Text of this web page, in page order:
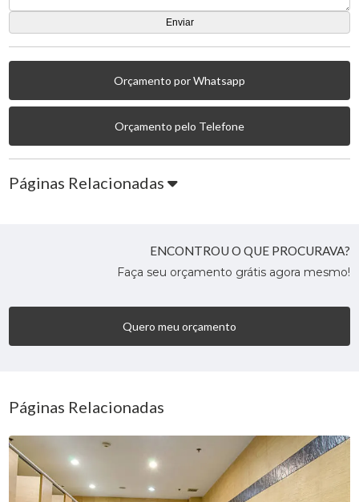
Orçamento por Whatsapp
Orçamento pelo Telefone
Páginas Relacionadas
ENCONTROU O QUE PROCURAVA?
Faça seu orçamento grátis agora mesmo!
Quero meu orçamento
Páginas Relacionadas